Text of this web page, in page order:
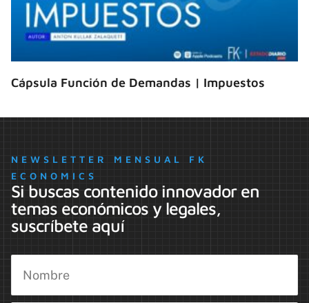
Cápsula Función de Demandas | Impuestos
NEWSLETTER MENSUAL FK
ECONOMICS
Si buscas contenido innovador en
temas económicos y legales,
suscríbete aquí